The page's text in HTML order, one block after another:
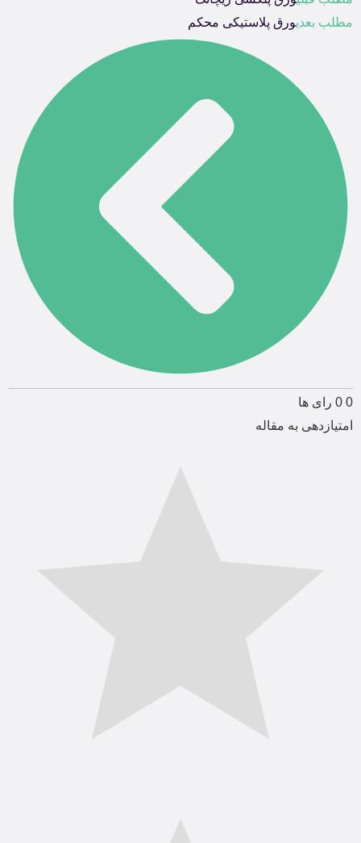
مطلب بعدیورق پلاستیکی محکم
0
0 رای ها
امتیازدهی به مقاله